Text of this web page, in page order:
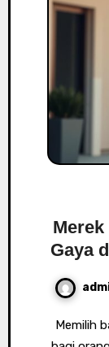
Gaya
Memilih baju anak yang tepat sangat penting